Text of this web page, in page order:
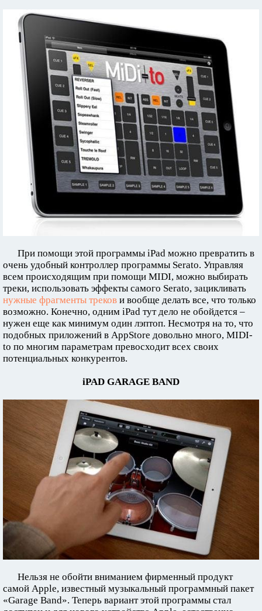
При помощи этой программы iPad можно превратить в
очень удобный контроллер программы Serato. Управляя
всем происходящим при помощи MIDI, можно выбирать
треки, использовать эффекты самого Serato, зацикливать
нужные фрагменты треков и вообще делать все, что только
возможно. Конечно, одним iPad тут дело не обойдется –
нужен еще как минимум один лэптоп. Несмотря на то, что
подобных приложений в AppStore довольно много, MIDI-
to по многим параметрам превосходит всех своих
потенциальных конкурентов.
iPAD GARAGE BAND
Нельзя не обойти вниманием фирменный продукт
самой Apple, известный музыкальный программный пакет
«Garage Band». Теперь вариант этой программы стал